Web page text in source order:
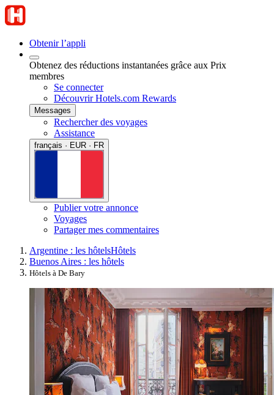
Obtenir l’appli
Obtenez des réductions instantanées grâce aux Prix
membres
Se connecter
Découvrir Hotels.com Rewards
Messages
Rechercher des voyages
Assistance
français · EUR · FR
Publier votre annonce
Voyages
Partager mes commentaires
Argentine : les hôtelsHôtels
Buenos Aires : les hôtels
Hôtels à De Bary